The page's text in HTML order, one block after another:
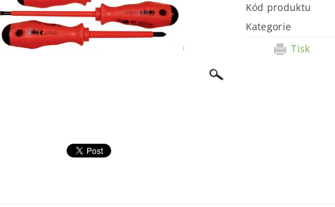
Kód produktu
Kategorie
Tisk